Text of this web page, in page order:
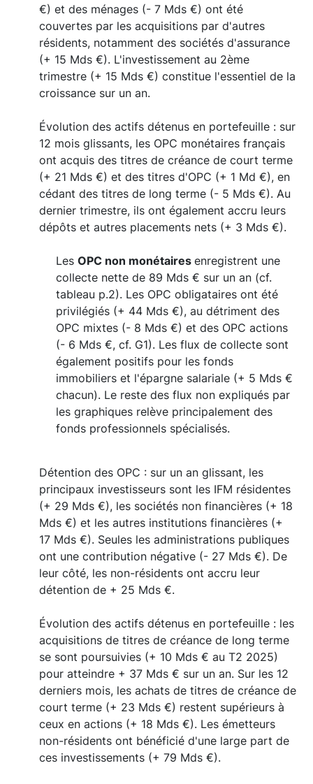
€) et des ménages (- 7 Mds €) ont été
couvertes par les acquisitions par d'autres
résidents, notamment des sociétés d'assurance
(+ 15 Mds €). L'investissement au 2ème
trimestre (+ 15 Mds €) constitue l'essentiel de la
croissance sur un an.
Évolution des actifs détenus en portefeuille : sur
12 mois glissants, les OPC monétaires français
ont acquis des titres de créance de court terme
(+ 21 Mds €) et des titres d'OPC (+ 1 Md €), en
cédant des titres de long terme (- 5 Mds €). Au
dernier trimestre, ils ont également accru leurs
dépôts et autres placements nets (+ 3 Mds €).
Les OPC non monétaires enregistrent une
collecte nette de 89 Mds € sur un an (cf.
tableau p.2). Les OPC obligataires ont été
privilégiés (+ 44 Mds €), au détriment des
OPC mixtes (- 8 Mds €) et des OPC actions
(- 6 Mds €, cf. G1). Les flux de collecte sont
également positifs pour les fonds
immobiliers et l'épargne salariale (+ 5 Mds €
chacun). Le reste des flux non expliqués par
les graphiques relève principalement des
fonds professionnels spécialisés.
Détention des OPC : sur un an glissant, les
principaux investisseurs sont les IFM résidentes
(+ 29 Mds €), les sociétés non financières (+ 18
Mds €) et les autres institutions financières (+
17 Mds €). Seules les administrations publiques
ont une contribution négative (- 27 Mds €). De
leur côté, les non-résidents ont accru leur
détention de + 25 Mds €.
Évolution des actifs détenus en portefeuille : les
acquisitions de titres de créance de long terme
se sont poursuivies (+ 10 Mds € au T2 2025)
pour atteindre + 37 Mds € sur un an. Sur les 12
derniers mois, les achats de titres de créance de
court terme (+ 23 Mds €) restent supérieurs à
ceux en actions (+ 18 Mds €). Les émetteurs
non-résidents ont bénéficié d'une large part de
ces investissements (+ 79 Mds €).